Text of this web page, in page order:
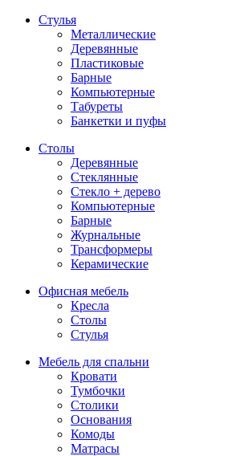
Стулья
Металлические
Деревянные
Пластиковые
Барные
Компьютерные
Табуреты
Банкетки и пуфы
Столы
Деревянные
Стеклянные
Стекло + дерево
Компьютерные
Барные
Журнальные
Трансформеры
Керамические
Офисная мебель
Кресла
Столы
Стулья
Мебель для спальни
Кровати
Тумбочки
Столики
Основания
Комоды
Матрасы